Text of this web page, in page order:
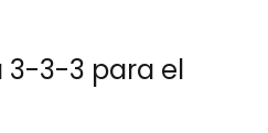
3-3-3 para el